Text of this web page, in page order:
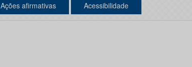
Ações afirmativas Acessibilidade